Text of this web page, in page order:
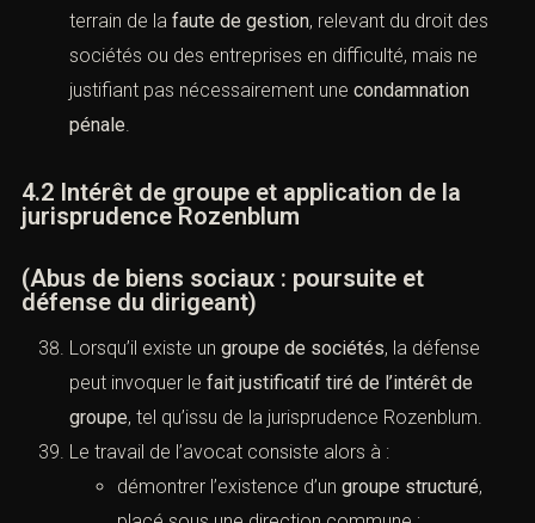
terrain de la faute de gestion, relevant du droit des
sociétés ou des entreprises en difficulté, mais ne
justifiant pas nécessairement une condamnation
pénale
4.2 Intérêt de groupe et application de la
jurisprudence Rozenblum
(Abus de biens sociaux : poursuite et
défense du dirigeant)
Lorsqu’il existe un groupe de sociétés, la défense
peut invoquer le fait justificatif tiré de l’intérêt de
groupe, tel qu’issu de la jurisprudence Rozenblum
Le travail de l’avocat consiste alors à :
démontrer l’existence d’un groupe structuré,